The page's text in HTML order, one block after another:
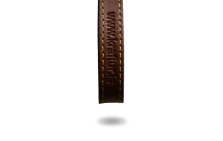
FR ES
Política de Privacidade